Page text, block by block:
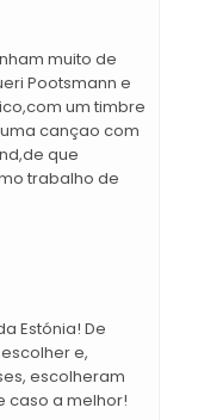
muito de
Pootsmann e
um timbre
cançao com
que
trabalho de
Estónia! De
e,
escolheram
caso a melhor!